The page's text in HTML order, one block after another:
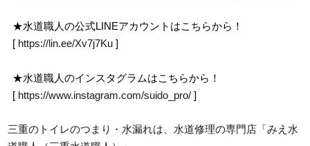
★水道職人の公式LINEアカウントはこちらから！
[ https://lin.ee/Xv7j7Ku ]
★水道職人のインスタグラムはこちらから！
[ https://www.instagram.com/suido_pro/ ]
三重のトイレのつまり・水漏れは、水道修理の専門店「みえ水